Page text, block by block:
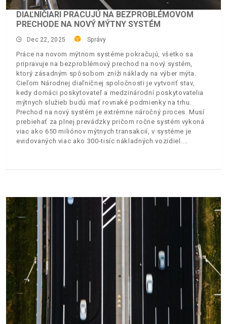
DIAĽNIČIARI PRACUJÚ NA BEZPROBLÉMOVOM
PRECHODE NA NOVÝ MÝTNY SYSTÉM
Dec 22, 2025 Správy
Práce na novom mýtnom systéme pokračujú, všetko sa
pripravuje na bezproblémový prechod na nový systém,
ktorý zásadným spôsobom zníži náklady na výber mýta.
Cieľom Národnej diaľničnej spoločnosti je vytvoriť stav,
kedy domáci poskytovateľ a medzinárodní poskytovatelia
mýtnych služieb budú mať rovnaké podmienky na trhu.
Prechod na nový systém je extrémne náročný proces. Musí
prebiehať za plnej prevádzky pričom ročne systém vykoná
viac ako 650 miliónov mýtnych transakcií, v systéme je
evidovaných viac ako 300-tisíc nákladných vozidiel.